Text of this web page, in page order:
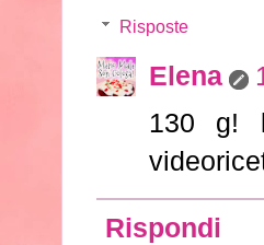
Risposte
Elena
130 g!
Rispondi